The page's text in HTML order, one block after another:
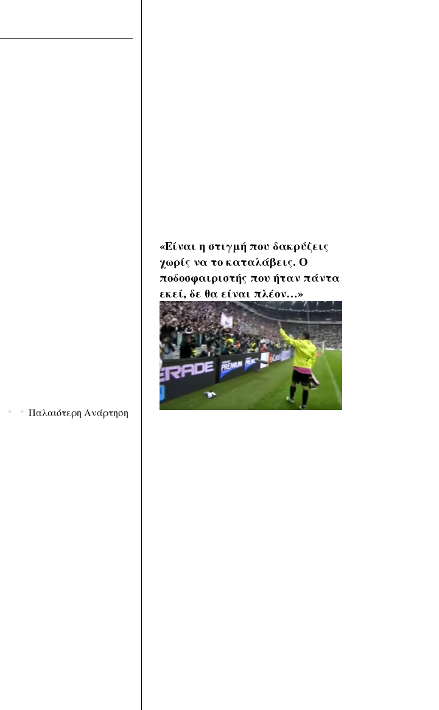
Παλαιότερη Ανάρτηση
«Είναι η στιγμή που δακρύζεις
χωρίς να το καταλάβεις. Ο
ποδοσφαιριστής που ήταν πάντα
εκεί, δε θα είναι πλέον…»